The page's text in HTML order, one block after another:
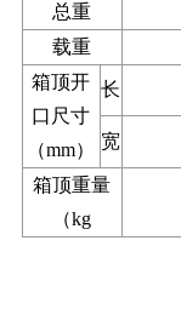
总重
载重
箱顶开
口尺寸
（mm）
长
宽
箱顶重量
（kg